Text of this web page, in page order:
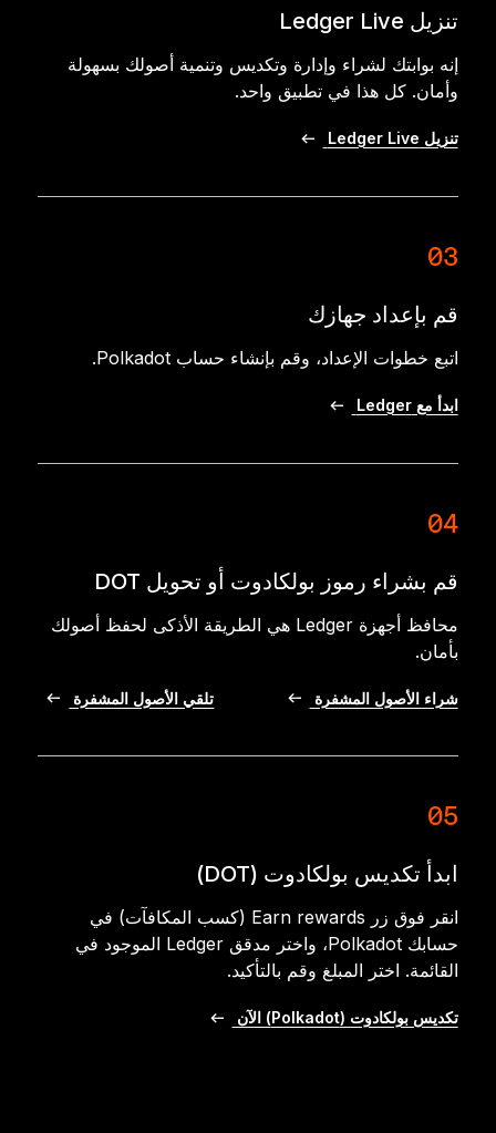
تنزيل Ledger Live
إنه بوابتك لشراء وإدارة وتكديس وتنمية أصولك بسهولة
وأمان. كل هذا في تطبيق واحد.
تنزيل Ledger Live
03
قم بإعداد جهازك
اتبع خطوات الإعداد، وقم بإنشاء حساب Polkadot.
ابدأ مع Ledger
04
قم بشراء رموز بولكادوت أو تحويل DOT
محافظ أجهزة Ledger هي الطريقة الأذكى لحفظ أصولك
بأمان.
شراء الأصول المشفرة تلقي الأصول المشفرة
05
ابدأ تكديس بولكادوت (DOT)
انقر فوق زر Earn rewards (كسب المكافآت) في
حسابك Polkadot، واختر مدقق Ledger الموجود في
القائمة. اختر المبلغ وقم بالتأكيد.
تكديس بولكادوت (Polkadot) الآن